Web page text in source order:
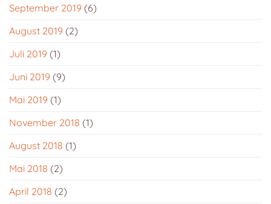
September 2019 (6)
August 2019 (2)
Juli 2019 (1)
Juni 2019 (9)
Mai 2019 (1)
November 2018 (1)
August 2018 (1)
Mai 2018 (2)
April 2018 (2)